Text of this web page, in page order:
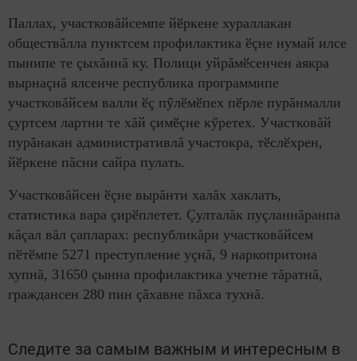
Паллах, участковăйсемпе йӗркене хураллакан
обществăлла пунктсем профилактика ӗçне нумай илсе
пынипе те çыхăннă ку. Полици уйрăмӗсенчен аякра
вырнаçнă ялсенче республика программипе
участковăйсем валли ӗç пӳлӗмӗпех пӗрле пурăнмалли
çуртсем лартни те хăй çимӗçне кӳретех. Участковăй
пурăнакан административлă участокра, тӗслӗхрен,
йӗркене пăсни сайра пулать.
Участковăйсен ӗçне вырăнти халăх хаклать,
статистика вара çирӗплетет. Çулталăк пуçланнăранпа
кăçал вăл çапларах: республикăри участковăйсем
пӗтӗмпе 5271 преступление уçнă, 9 наркопритона
хупнă, 31650 çынна профилактика учетне тăратнă,
граждансен 280 пин çăхавне пăхса тухнă.
Следите за самым важным и интересным в